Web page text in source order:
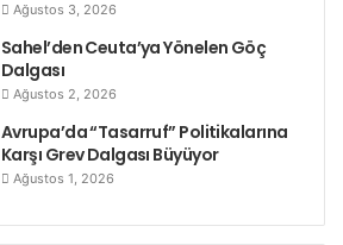
ethem sarısülük halkınyoldaşı
Ağustos 3, 2026
Sahel’den Ceuta’ya Yönelen Göç
Dalgası
Ağustos 2, 2026
Avrupa’da “Tasarruf” Politikalarına
Karşı Grev Dalgası Büyüyor
Ağustos 1, 2026